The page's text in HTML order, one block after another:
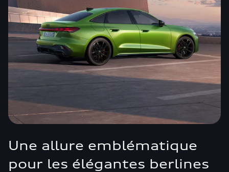
Une allure emblématique
pour les élégantes berlines